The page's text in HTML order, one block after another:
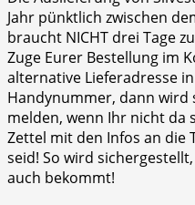
Jahr pünktlich zwischen
braucht NICHT drei Tage
Zuge Eurer Bestellung im
alternative Lieferadresse
Handynummer, dann wird
melden, wenn Ihr nicht da
Zettel mit den Infos an die
seid! So wird
auch bekommt!